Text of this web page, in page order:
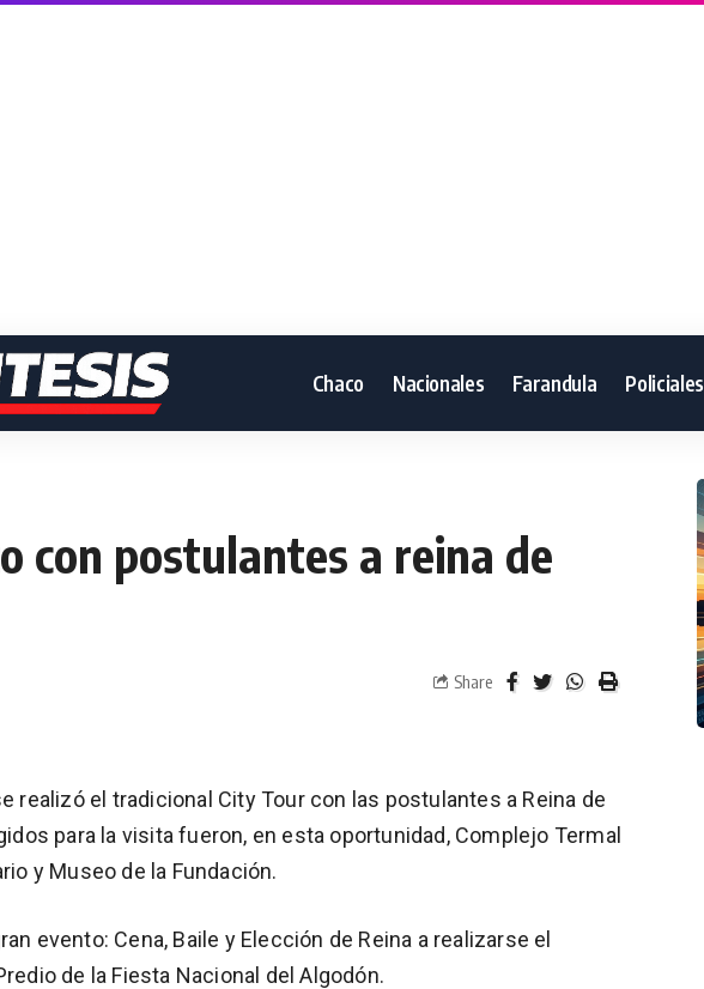
Chaco Nacionales Farandula Policiales
con postulantes a reina de
Share
realizó el tradicional City Tour con las postulantes a Reina de
para la visita fueron, en esta oportunidad, Complejo Termal
y Museo de la Fundación.
evento: Cena, Baile y Elección de Reina a realizarse el
de la Fiesta Nacional del Algodón.